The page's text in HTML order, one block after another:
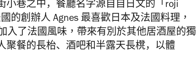
小巷之中，餐廳名字源自自日文的「 roji
的創辦人 Agnes 最喜歡日本及法國料理，
入了法國風味，帶來有別於其他居酒屋的獨
聚餐的長枱、 酒吧和半露天長櫈，以體